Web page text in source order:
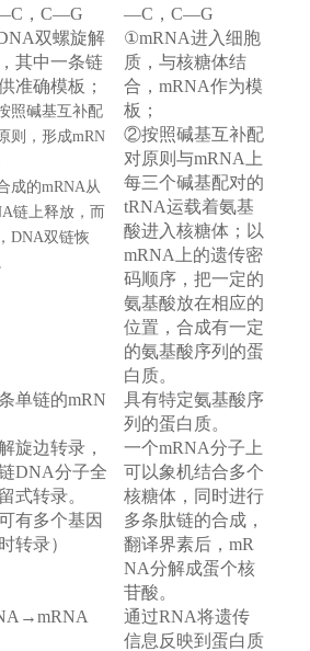
，C—G
—C，C—G
双螺旋解
其中一条链
准确模板；
照碱基互补配
则，形成mRN
成的mRNA从
链上释放，而
DNA双链恢
①mRNA进入细胞
质，与核糖体结
合，mRNA作为模
板；
②按照碱基互补配
对原则与mRNA上
每三个碱基配对的
tRNA运载着氨基
酸进入核糖体；以
mRNA上的遗传密
码顺序，把一定的
氨基酸放在相应的
位置，合成有一定
的氨基酸序列的蛋
白质。
单链的mRN
具有特定氨基酸序
列的蛋白质。
旋边转录，
DNA分子全
式转录。
可有多个基因
转录）
一个mRNA分子上
可以象机结合多个
核糖体，同时进行
多条肽链的合成，
翻译界素后，mR
NA分解成蛋个核
苷酸。
→mRNA
通过RNA将遗传
信息反映到蛋白质